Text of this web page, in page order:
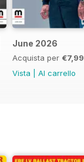
June 2026
Acquista per €7,99
Vista
Al carrello